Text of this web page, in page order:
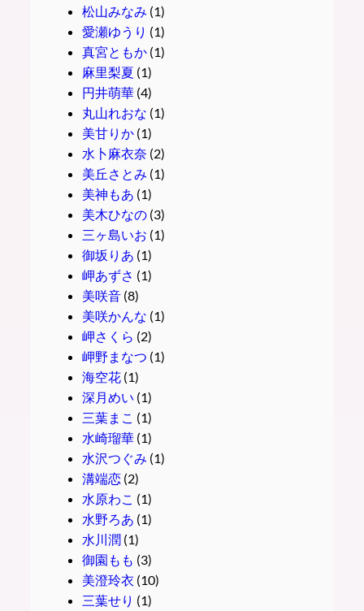
松山みなみ (1)
愛瀬ゆうり (1)
真宮ともか(1)
麻里梨夏 (1)
円井萌華(4)
丸山れおな (1)
美甘りか(1)
水卜麻衣奈 (2)
美丘さとみ (1)
美神もあ (1)
美木ひなの(3)
三ヶ島いお (1)
御坂りあ (1)
岬あずさ (1)
美咲音(8)
美咲かんな (1)
岬さくら (2)
岬野まなつ (1)
海空花(1)
深月めい (1)
三葉まこ (1)
水崎瑠華(1)
水沢つぐみ (1)
溝端恋(2)
水原わこ (1)
水野ろあ (1)
水川潤(1)
御園もも (3)
美澄玲衣 (10)
三葉せり (1)